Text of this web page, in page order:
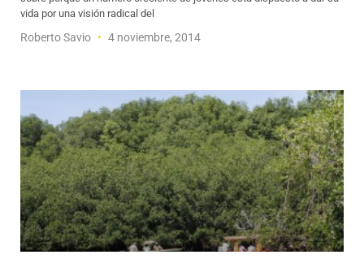
vida por una visión radical del
Roberto Savio 4 noviembre, 2014